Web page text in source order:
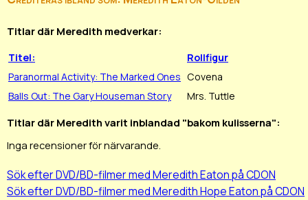
Titlar där Meredith medverkar:
Titel:
Rollfigur
Paranormal Activity: The Marked Ones Covena
Balls Out: The Gary Houseman Story
Mrs. Tuttle
Titlar där Meredith varit inblandad "bakom kulisserna":
Inga recensioner för närvarande.
Sök efter DVD/BD-filmer med Meredith Eaton på CDON
Sök efter DVD/BD-filmer med Meredith Hope Eaton på CDON